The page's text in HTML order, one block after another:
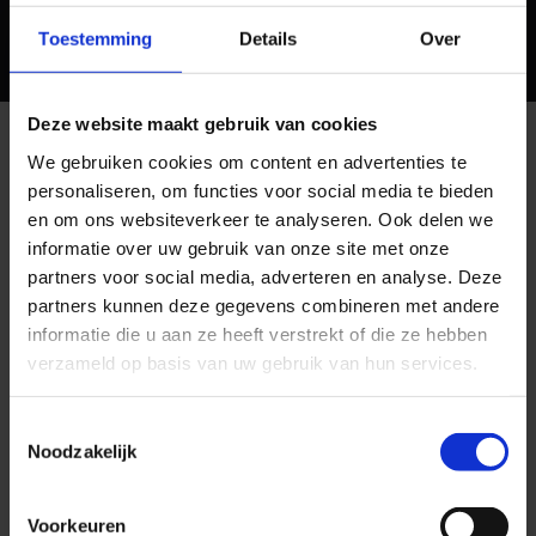
Toestemming Details Over
Deze website maakt gebruik van cookies
We gebruiken cookies om content en advertenties te
personaliseren, om functies voor social media te bieden
en om ons websiteverkeer te analyseren. Ook delen we
informatie over uw gebruik van onze site met onze
partners voor social media, adverteren en analyse. Deze
partners kunnen deze gegevens combineren met andere
informatie die u aan ze heeft verstrekt of die ze hebben
verzameld op basis van uw gebruik van hun services.
Noodzakelijk
Voorkeuren
Bekijk nog meer werk
Medifactor
Hoe vinden
zorgprofessionals de
samenwerking met ons